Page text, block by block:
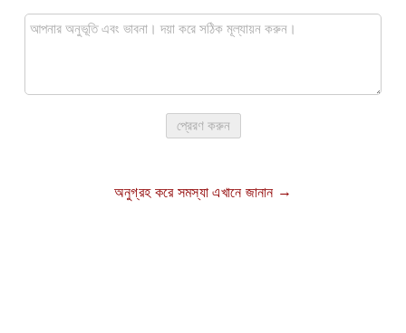
প্রেরণ করুন
অনুগ্রহ করে সমস্যা এখানে জানান